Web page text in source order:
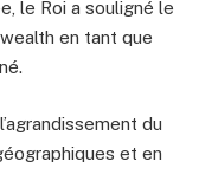
le Roi a souligné le
en tant que
du
et en